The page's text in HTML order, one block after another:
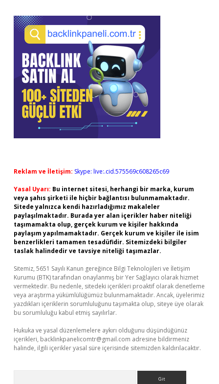
Reklam ve İletişim: Skype: live:.cid.575569c608265c69
Yasal Uyarı: Bu internet sitesi, herhangi bir marka, kurum
veya şahıs şirketi ile hiçbir bağlantısı bulunmamaktadır.
Sitede yalnızca kendi hazırladığımız makaleler
paylaşılmaktadır. Burada yer alan içerikler haber niteliği
taşımamakta olup, gerçek kurum ve kişiler hakkında
paylaşım yapılmamaktadır. Gerçek kurum ve kişiler ile isim
benzerlikleri tamamen tesadüfidir. Sitemizdeki bilgiler
taslak halindedir ve tavsiye niteliği taşımazlar.
Sitemiz, 5651 Sayılı Kanun gereğince Bilgi Teknolojileri ve İletişim
Kurumu (BTK) tarafından onaylanmış bir Yer Sağlayıcı olarak hizmet
vermektedir. Bu nedenle, sitedeki içerikleri proaktif olarak denetleme
veya araştırma yükümlülüğümüz bulunmamaktadır. Ancak, üyelerimiz
yazdıkları içeriklerin sorumluluğunu taşımakta olup, siteye üye olarak
bu sorumluluğu kabul etmiş sayılırlar.
Hukuka ve yasal düzenlemelere aykırı olduğunu düşündüğünüz
içerikleri, backlinkpanelicomtr@gmail.com adresine bildirmeniz
halinde, ilgili içerikler yasal süre içerisinde sitemizden kaldırılacaktır.